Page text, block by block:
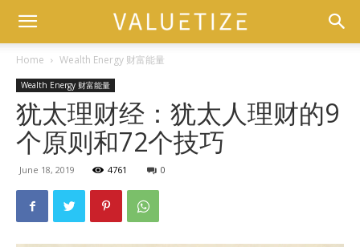
Home Wealth Energy 财富能量
Wealth Energy 财富能量
犹太理财经：犹太人理财的9
个原则和72个技巧
June 18, 2019 4761 0